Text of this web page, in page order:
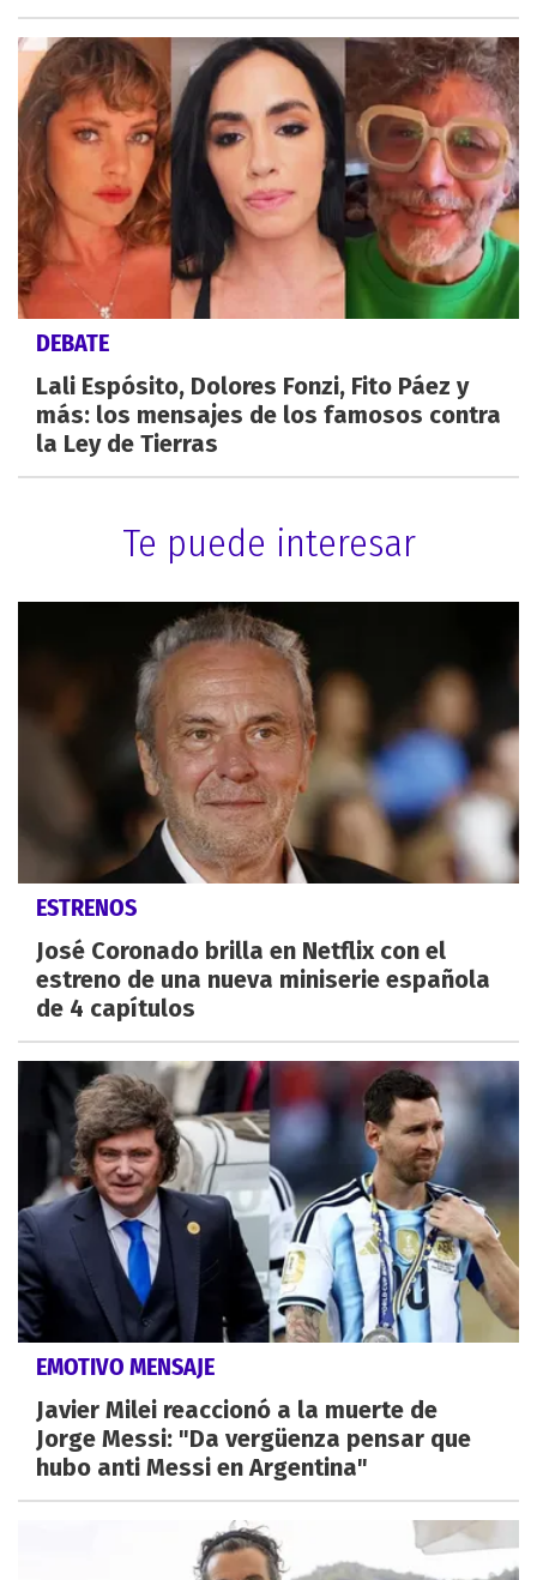
DEBATE
Lali Espósito, Dolores Fonzi, Fito Páez y
más: los mensajes de los famosos contra
la Ley de Tierras
Te puede interesar
ESTRENOS
José Coronado brilla en Netflix con el
estreno de una nueva miniserie española
de 4 capítulos
EMOTIVO MENSAJE
Javier Milei reaccionó a la muerte de
Jorge Messi: "Da vergüenza pensar que
hubo anti Messi en Argentina"